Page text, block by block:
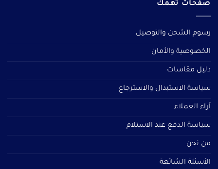
صفحات تهمك
رسوم الشحن والتوصيل
الخصوصية والأمان
دليل مقاسات
سياسة الاستبدال والاسترجاع
آراء العملاء
سياسة الدفع عند الاستلام
من نحن
الأسئلة الشائعة